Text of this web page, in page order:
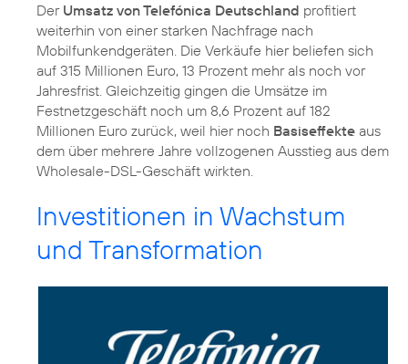
Der Umsatz von Telefónica Deutschland profitiert
weiterhin von einer starken Nachfrage nach
Mobilfunkendgeräten. Die Verkäufe hier beliefen sich
auf 315 Millionen Euro, 13 Prozent mehr als noch vor
Jahresfrist. Gleichzeitig gingen die Umsätze im
Festnetzgeschäft noch um 8,6 Prozent auf 182
Millionen Euro zurück, weil hier noch Basiseffekte aus
dem über mehrere Jahre vollzogenen Ausstieg aus dem
Wholesale-DSL-Geschäft wirkten.
Investitionen in Wachstum
und Transformation